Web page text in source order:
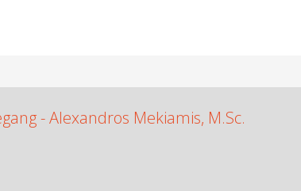
- Alexandros Mekiamis, M.Sc.